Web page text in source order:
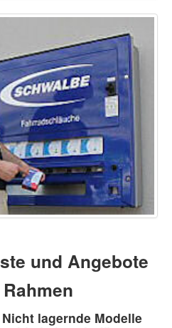
und Angebote
lagernde Modelle